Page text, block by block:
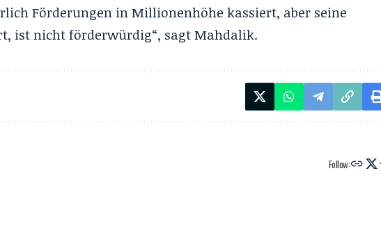
Förderungen in Millionenhöhe kassiert, aber seine
ist nicht förderwürdig“, sagt Mahdalik.
Follow: